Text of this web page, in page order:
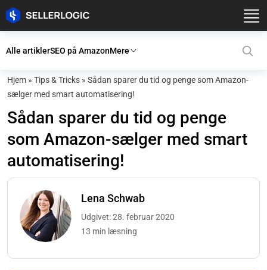
Alle artiklerSEO på AmazonMere
Hjem » Tips & Tricks » Sådan sparer du tid og penge som Amazon-
sælger med smart automatisering!
Sådan sparer du tid og penge
som Amazon-sælger med smart
automatisering!
Lena Schwab
Udgivet: 28. februar 2020
13 min læsning